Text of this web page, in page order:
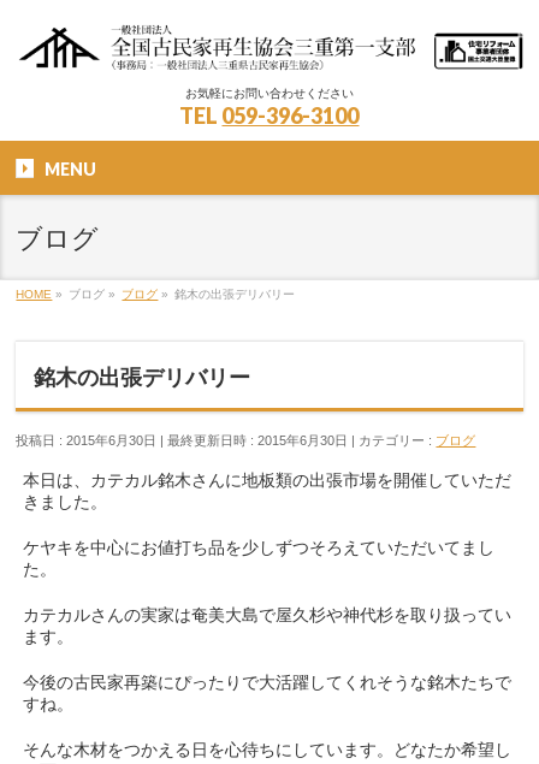
お気軽にお問い合わせください
TEL 059-396-3100
MENU
ブログ
HOME » ブログ » ブログ » 銘木の出張デリバリー
銘木の出張デリバリー
投稿日 : 2015年6月30日 最終更新日時 : 2015年6月30日 カテゴリー : ブログ
本日は、カテカル銘木さんに地板類の出張市場を開催していただ
きました。
ケヤキを中心にお値打ち品を少しずつそろえていただいてまし
た。
カテカルさんの実家は奄美大島で屋久杉や神代杉を取り扱ってい
ます。
今後の古民家再築にぴったりで大活躍してくれそうな銘木たちで
すね。
そんな木材をつかえる日を心待ちにしています。どなたか希望し